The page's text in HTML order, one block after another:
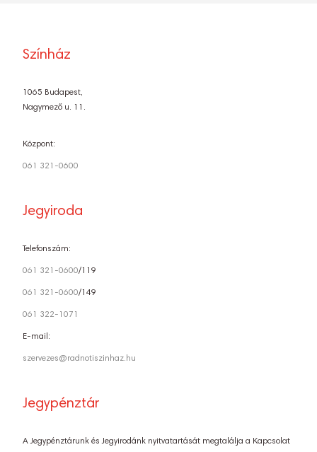
Színház
1065 Budapest,
Nagymező u. 11.
Központ:
061 321-0600
Jegyiroda
Telefonszám:
061 321-0600/119
061 321-0600/149
061 322-1071
E-mail:
szervezes@radnotiszinhaz.hu
Jegypénztár
A Jegypénztárunk és Jegyirodánk nyitvatartását megtalálja a Kapcsolat